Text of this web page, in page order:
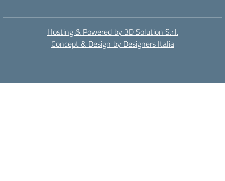
Hosting & Powered by 3D Solution S.r.l.
Concept & Design by Designers Italia